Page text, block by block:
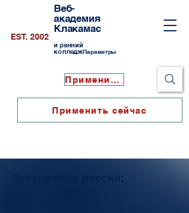
Веб-
академия
Клакамас
и ранний
колледжПараметры
EST. 2002
Применить сейчас
Применить сейчас